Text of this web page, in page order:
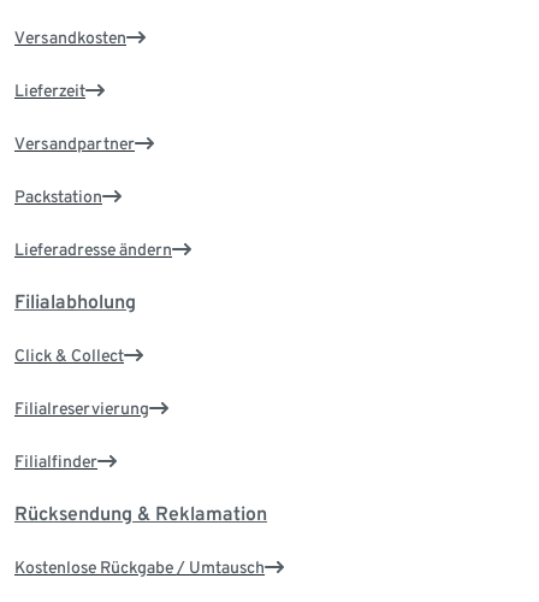
Versandkosten
Lieferzeit
Versandpartner
Packstation
Lieferadresse ändern
Filialabholung
Click & Collect
Filialreservierung
Filialfinder
Rücksendung & Reklamation
Kostenlose Rückgabe / Umtausch